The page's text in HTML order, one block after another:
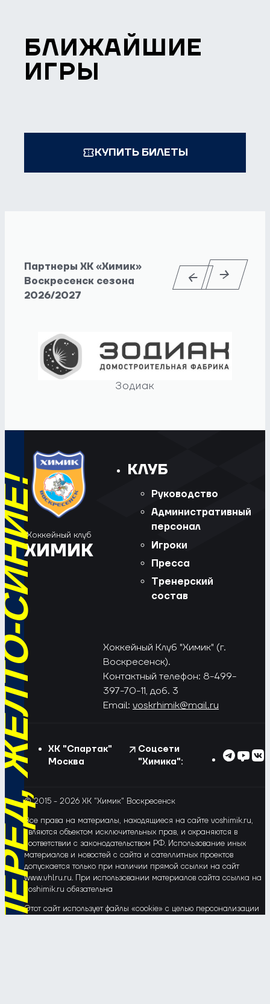
БЛИЖАЙШИЕ
ИГРЫ
КУПИТЬ БИЛЕТЫ
Партнеры ХК «Химик»
Воскресенск сезона
2026/2027
Зодиак
СИНИЕ!
Хоккейный клуб
ХИМИК
КЛУБ
Руководство
Административный
персонал
Игроки
Пресса
Тренерский
состав
Хоккейный Клуб "Химик" (г.
Воскресенск).
Контактный телефон: 8-499-
397-70-11, доб. 3
Email: voskrhimik@mail.ru
ХК "Спартак"
Москва
Соцсети
"Химика":
© 2015 - 2026 ХК "Химик" Воскресенск
Все права на материалы, находящиеся на сайте voshimik.ru,
являются объектом исключительных прав, и охраняются в
соответствии с законодательством РФ. Использование иных
материалов и новостей с сайта и сателлитных проектов
допускается только при наличии прямой ссылки на сайт
www.vhlru.ru. При использовании материалов сайта ссылка на
voshimik.ru обязательна
Этот сайт использует файлы «cookie» с целью персонализации